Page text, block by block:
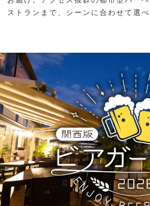
ストランまで、シーンに合わせて選べ